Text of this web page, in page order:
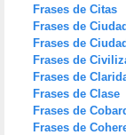
Frases de Citas
Frases de Ciudad
Frases de
Frases de
Frases de
Frases de Clase
Frases de
Frases de